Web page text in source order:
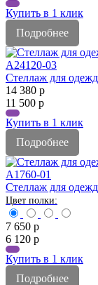
Купить в 1 клик
Подробнее
A24120-03
Стеллаж для
14 380 р
11 500 р
Купить в 1 клик
Подробнее
A1760-01
Стеллаж для
7 650 р
6 120 р
Купить в 1 клик
Подробнее